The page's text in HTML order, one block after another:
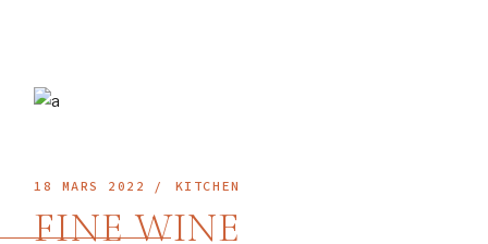
18 MARS 2022 KITCHEN
FINE WINE